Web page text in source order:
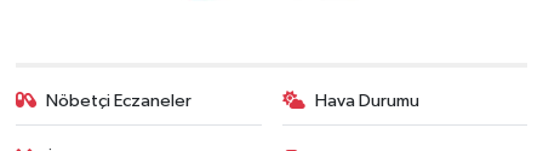
Nöbetçi Eczaneler Hava Durumu